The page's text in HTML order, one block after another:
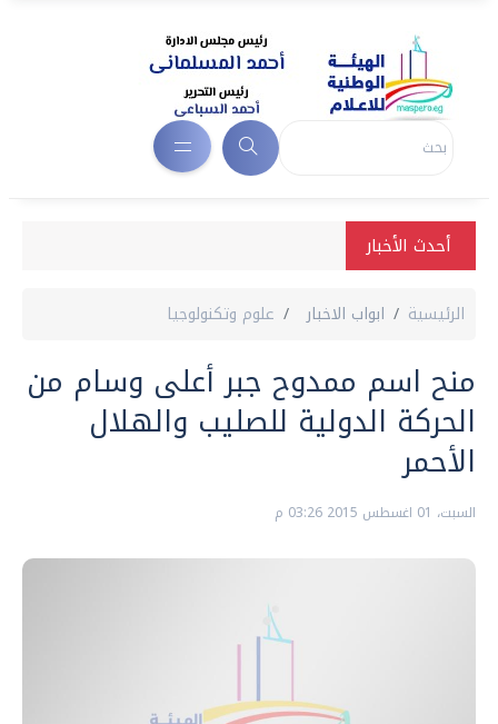
أحدث الأخبار
الرئيسية ابواب الاخبار علوم وتكنولوجيا
منح اسم ممدوح جبر أعلى وسام من
الحركة الدولية للصليب والهلال
الأحمر
السبت، 01 اغسطس 2015 03:26 م